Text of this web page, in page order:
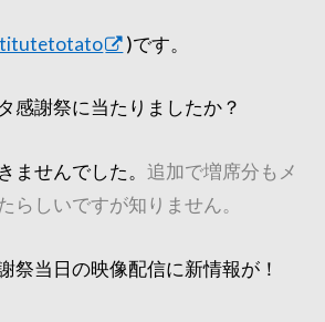
)です。
感謝祭に当たりましたか？
ませんでした。追加で増席分もメ
らしいですが知りません。
祭当日の映像配信に新情報が！